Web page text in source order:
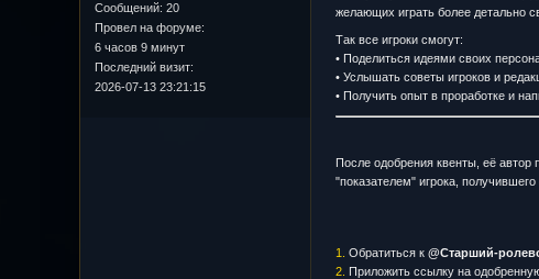
Сообщений: 20
Провел на форуме:
6 часов 9 минут
Последний визит:
2026-07-13 23:21:15
желающих играть более детально
Так все игроки смогут:
• Поделиться идеями своих
• Услышать советы игроков и
• Получить опыт в проработке и
После одобрения квенты, её
"показателем" игрока,
1. Обратиться к@Старший-
2. Приложить ссылку на